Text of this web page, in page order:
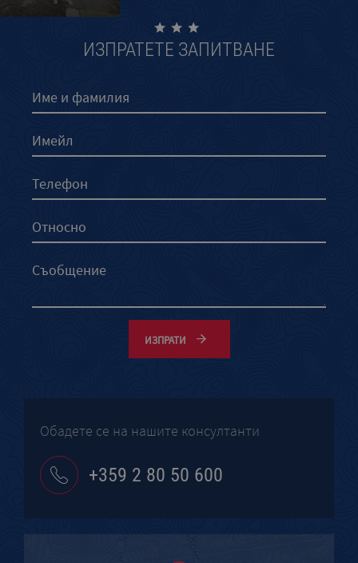
ИЗПРАТЕТЕ ЗАПИТВАНЕ
ИЗПРАТИ
Обадете се на нашите консултанти
+359 2 80 50 600